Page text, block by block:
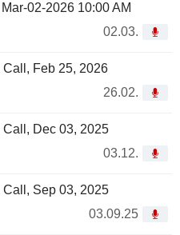
02-2026 10:00 AM
02.03.
Feb 25, 2026
26.02.
Dec 03, 2025
03.12.
Sep 03, 2025
03.09.25